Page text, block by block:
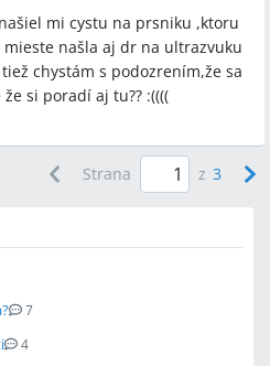
našiel mi cystu na prsniku ,ktoru
našla aj dr na ultrazvuku
chystám s podozrením,že sa
si poradí aj tu?? :((((
Strana z 3
7
4